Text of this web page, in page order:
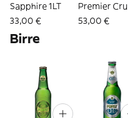
Sapphire 1LT
33,00 €
Premier Cru
53,00 €
Birre